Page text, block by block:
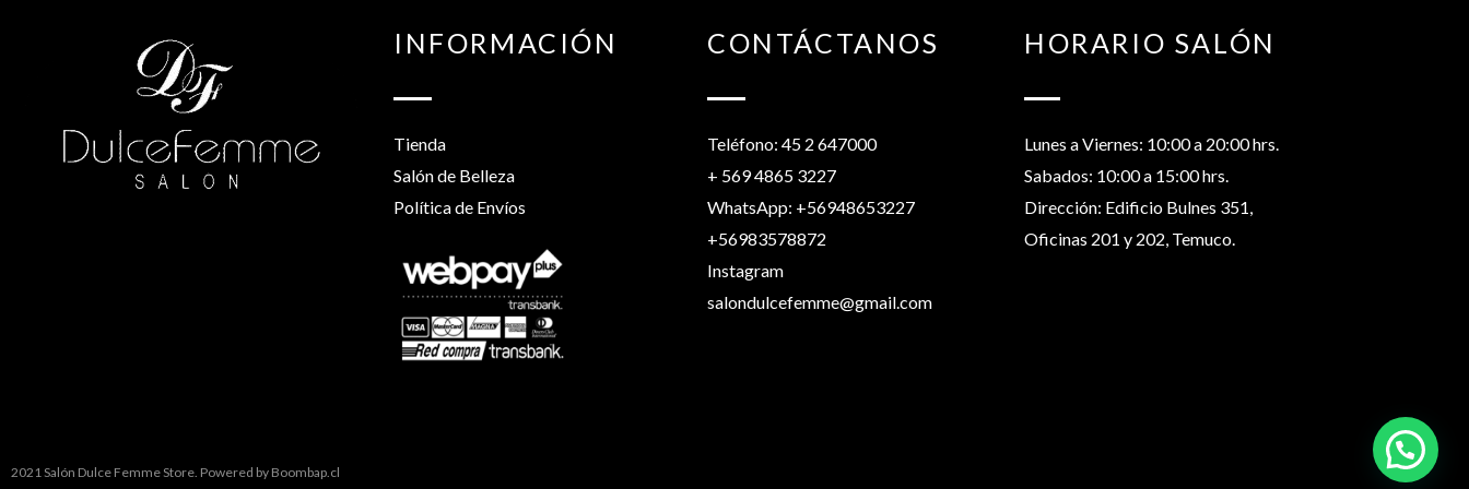
INFORMACIÓN
Tienda
Salón de Belleza
Política de Envíos
CONTÁCTANOS
Teléfono: 45 2 647000
+ 569 4865 3227
WhatsApp: +56948653227
+56983578872
Instagram
salondulcefemme@gmail.com
HORARIO SALÓN
Lunes a Viernes: 10:00 a 20:00 hrs.
Sabados: 10:00 a 15:00 hrs.
Dirección: Edificio Bulnes 351,
Oficinas 201 y 202, Temuco.
2021 Salón Dulce Femme Store. Powered by Boombap.cl